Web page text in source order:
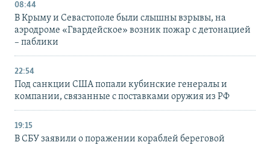
08:44
В Крыму и Севастополе были слышны взрывы, на
аэродроме «Гвардейское» возник пожар с детонацией
– паблики
22:54
Под санкции США попали кубинские генералы и
компании, связанные с поставками оружия из РФ
19:15
В СБУ заявили о поражении кораблей береговой